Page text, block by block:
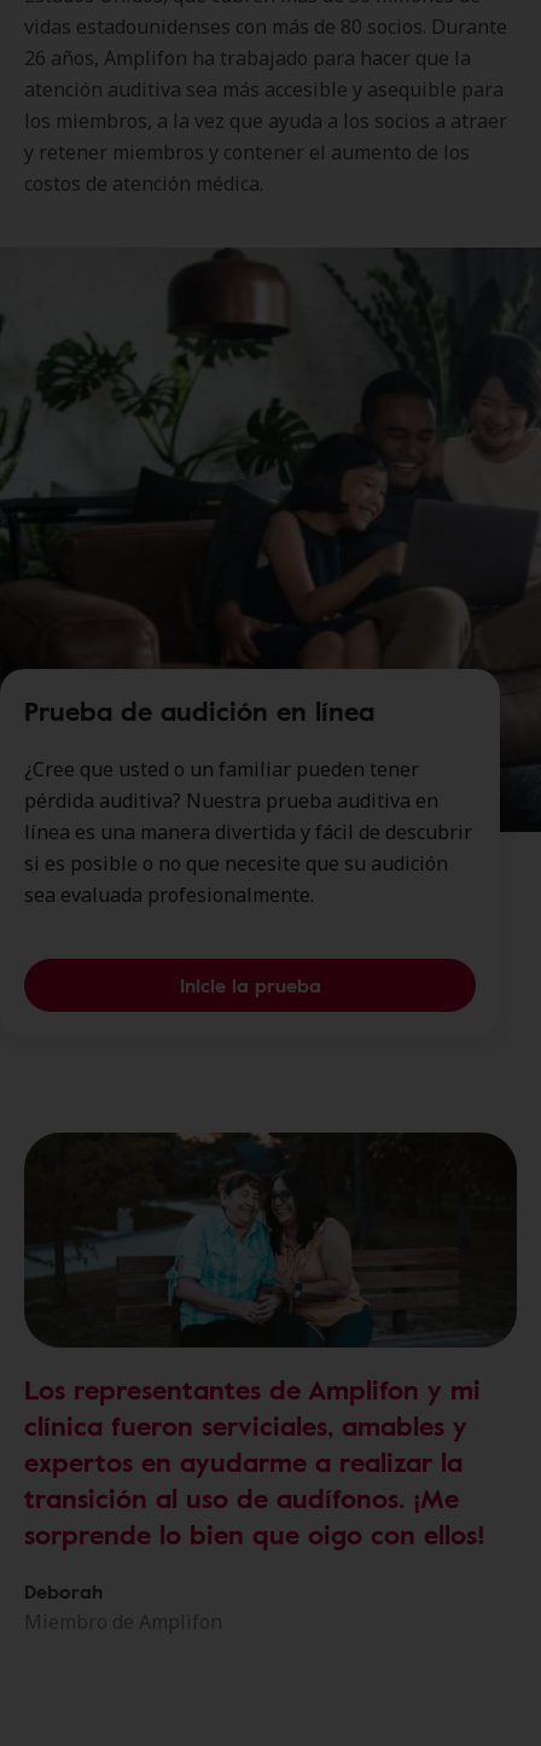
vidas estadounidenses con más de 80 socios. Durante
26 años, Amplifon ha trabajado para hacer que la
atención auditiva sea más accesible y asequible para
los miembros, a la vez que ayuda a los socios a atraer
y retener miembros y contener el aumento de los
costos de atención médica.
Prueba de audición en línea
¿Cree que usted o un familiar pueden tener
pérdida auditiva? Nuestra prueba auditiva en
línea es una manera divertida y fácil de descubrir
si es posible o no que necesite que su audición
sea evaluada profesionalmente.
Inicie la prueba
Los representantes de Amplifon y mi
clínica fueron serviciales, amables y
expertos en ayudarme a realizar la
transición al uso de audífonos. ¡Me
sorprende lo bien que oigo con ellos!
Deborah
Miembro de Amplifon